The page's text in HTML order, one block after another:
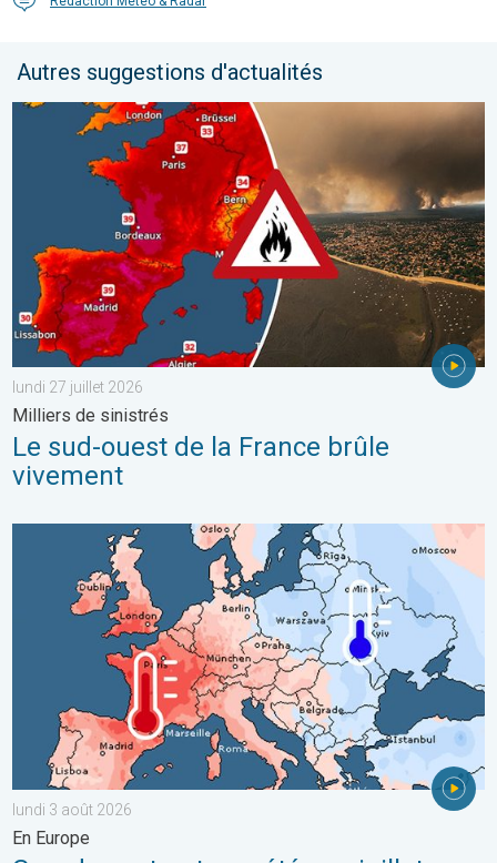
Autres suggestions d'actualités
Le sud-ouest de la France brûle vivement. Milliers de sinistrés.
lundi 27 juillet 2026
Milliers de sinistrés
Le sud-ouest de la France brûle
vivement
Grands contrastes météo en juillet. En Europe. . . lundi 3 août
lundi 3 août 2026
En Europe